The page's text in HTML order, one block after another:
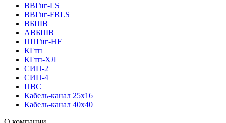
ВВГнг-LS
ВВГнг-FRLS
ВБШВ
АВБШВ
ППГнг-HF
КГтп
КГтп-ХЛ
СИП-2
СИП-4
ПВС
Кабель-канал 25х16
Кабель-канал 40х40